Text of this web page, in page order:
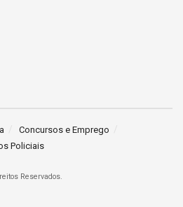
Concursos e Emprego
Policiais
Reservados.